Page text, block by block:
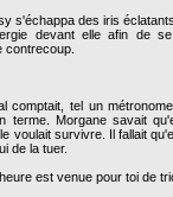
s'échappa des iris
devant elle afin de
contrecoup.
comptait, tel un
terme. Morgane savait
voulait survivre. Il fallait
de la tuer.
est venue pour toi de